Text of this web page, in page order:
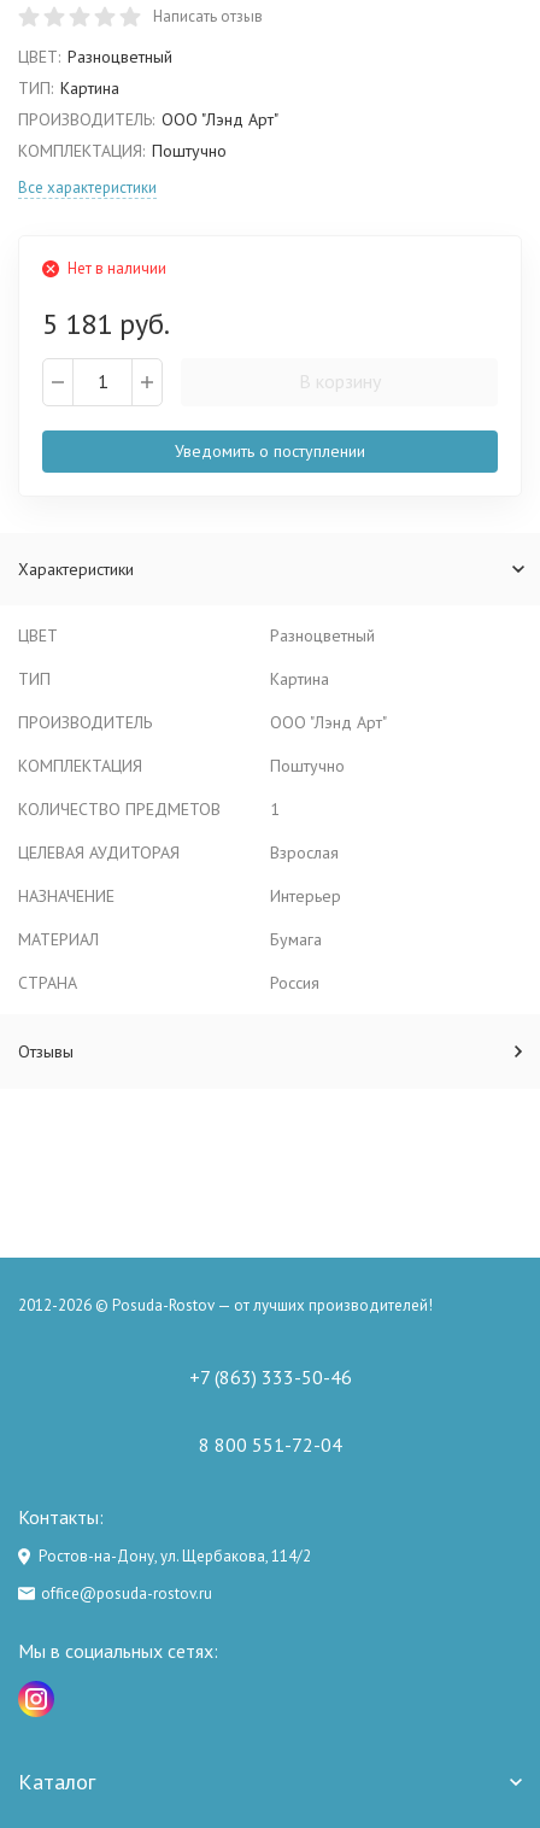
Написать отзыв
ЦВЕТ: Разноцветный
ТИП: Картина
ПРОИЗВОДИТЕЛЬ: ООО "Лэнд Арт"
КОМПЛЕКТАЦИЯ: Поштучно
Все характеристики
Нет в наличии
5 181 руб.
В корзину
Уведомить о поступлении
Характеристики
ЦВЕТ
Разноцветный
ТИП
Картина
ПРОИЗВОДИТЕЛЬ
ООО "Лэнд Арт"
КОМПЛЕКТАЦИЯ
Поштучно
КОЛИЧЕСТВО ПРЕДМЕТОВ
1
ЦЕЛЕВАЯ АУДИТОРАЯ
Взрослая
НАЗНАЧЕНИЕ
Интерьер
МАТЕРИАЛ
Бумага
СТРАНА
Россия
Отзывы
2012-2026 © Posuda-Rostov — от лучших производителей!
+7 (863) 333-50-46
8 800 551-72-04
Контакты:
Ростов-на-Дону, ул. Щербакова, 114/2
office@posuda-rostov.ru
Мы в социальных сетях:
Каталог